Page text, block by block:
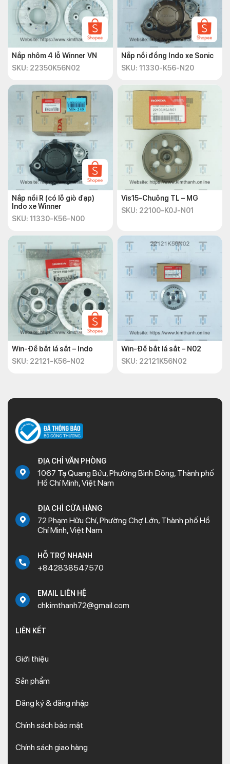
Nắp nhôm 4 lỗ Winner VN
SKU: 22350K56N02
Nắp nồi đồng Indo xe Sonic
SKU: 11330-K56-N20
Nắp nồi R (có lỗ giò đạp)
Indo xe Winner
SKU: 11330-K56-N00
Vis15-Chuông TL – MG
SKU: 22100-K0J-N01
Win-Đế bắt lá sắt – Indo
SKU: 22121-K56-N02
Win-Đế bắt lá sắt – N02
SKU: 22121K56N02
ĐỊA CHỈ VĂN PHÒNG
1067 Tạ Quang Bửu, Phường Bình Đông, Thành phố
Hồ Chí Minh, Việt Nam
ĐỊA CHỈ CỬA HÀNG
72 Phạm Hữu Chí, Phường Chợ Lớn, Thành phố Hồ
Chí Minh, Việt Nam
HỖ TRỢ NHANH
+842838547570
EMAIL LIÊN HỆ
chkimthanh72@gmail.com
LIÊN KẾT
Giới thiệu
Sản phẩm
Đăng ký & đăng nhập
Chính sách bảo mật
Chính sách giao hàng